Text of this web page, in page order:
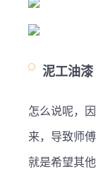
泥工油漆
怎么说呢，
来，导致师
就是希望其